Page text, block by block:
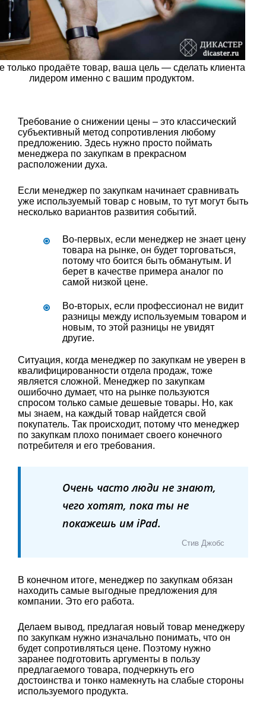
только продаёте товар, ваша цель — сделать клиента
лидером именно с вашим продуктом.
Требование о снижении цены – это классический
субъективный метод сопротивления любому
предложению. Здесь нужно просто поймать
менеджера по закупкам в прекрасном
расположении духа.
Если менеджер по закупкам начинает сравнивать
уже используемый товар с новым, то тут могут быть
несколько вариантов развития событий.
Во-первых, если менеджер не знает цену
товара на рынке, он будет торговаться,
потому что боится быть обманутым. И
берет в качестве примера аналог по
самой низкой цене.
Во-вторых, если профессионал не видит
разницы между используемым товаром и
новым, то этой разницы не увидят
другие.
Ситуация, когда менеджер по закупкам не уверен в
квалифицированности отдела продаж, тоже
является сложной. Менеджер по закупкам
ошибочно думает, что на рынке пользуются
спросом только самые дешевые товары. Но, как
мы знаем, на каждый товар найдется свой
покупатель. Так происходит, потому что менеджер
по закупкам плохо понимает своего конечного
потребителя и его требования.
Очень часто люди не знают,
чего хотят, пока ты не
покажешь им iPad.
Стив Джобс
В конечном итоге, менеджер по закупкам обязан
находить самые выгодные предложения для
компании. Это его работа.
Делаем вывод, предлагая новый товар менеджеру
по закупкам нужно изначально понимать, что он
будет сопротивляться цене. Поэтому нужно
заранее подготовить аргументы в пользу
предлагаемого товара, подчеркнуть его
достоинства и тонко намекнуть на слабые стороны
используемого продукта.